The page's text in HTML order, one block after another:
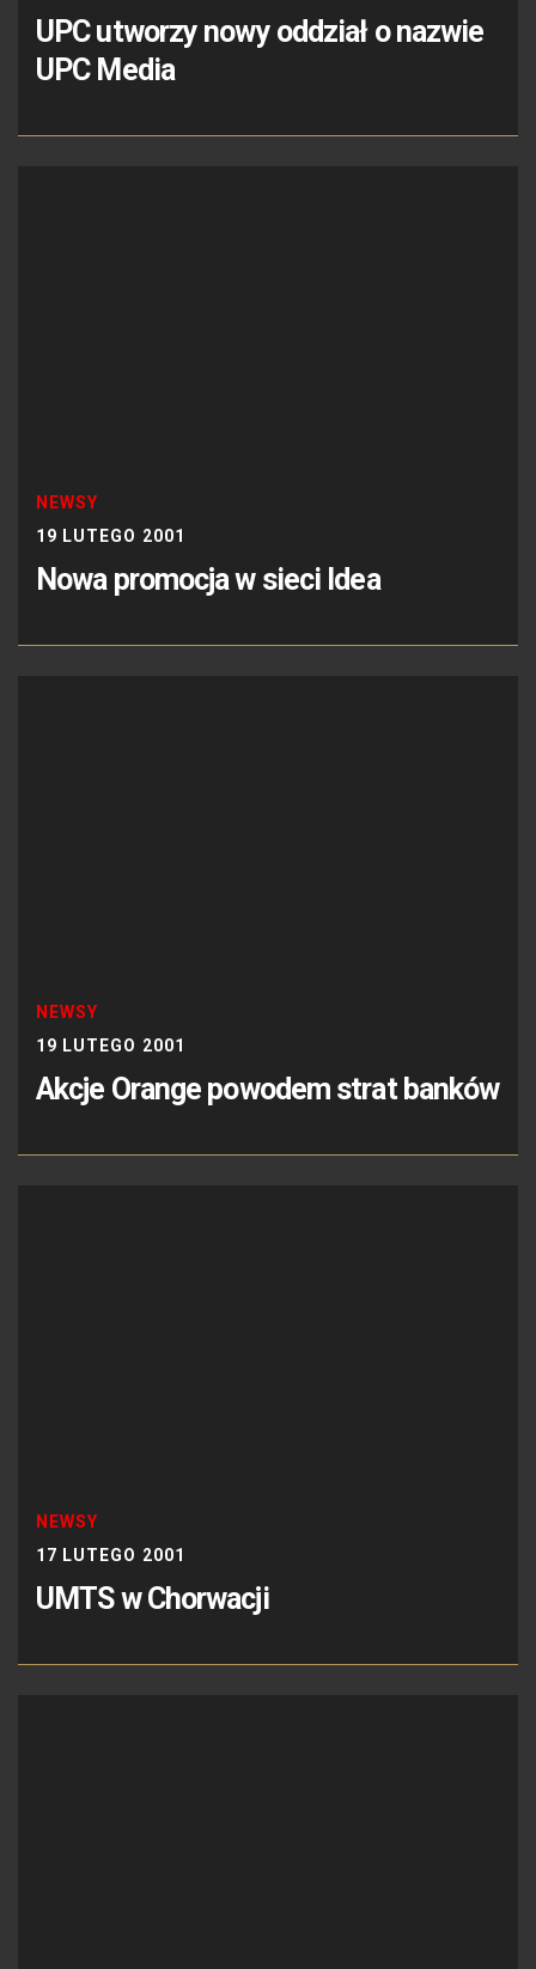
UPC utworzy nowy oddział o nazwie
UPC Media
NEWSY
19 LUTEGO 2001
Nowa promocja w sieci Idea
NEWSY
19 LUTEGO 2001
Akcje Orange powodem strat banków
NEWSY
17 LUTEGO 2001
UMTS w Chorwacji